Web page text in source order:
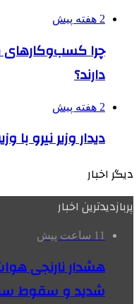
2 هفته پیش
چرا
دارند؟
2 هفته پیش
دیدار وزیر نیرو با
دیگر اخبار
پربازدیدترین اخبار
11 ساعت پیش
شدید و سقوط